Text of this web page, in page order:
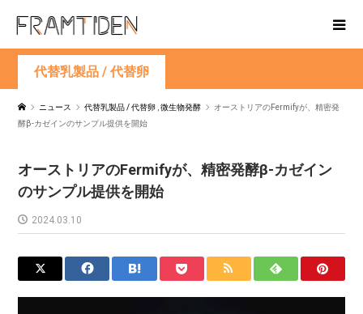
代替乳製品 / 代替卵
ニュース 代替乳製品 / 代替卵 ,微生物発酵
オーストリアのFermifyが、精密発
酵β-カゼインのサンプル提供を開始
オーストリアのFermifyが、精密発酵β-カゼイン
のサンプル提供を開始
2024.03.10